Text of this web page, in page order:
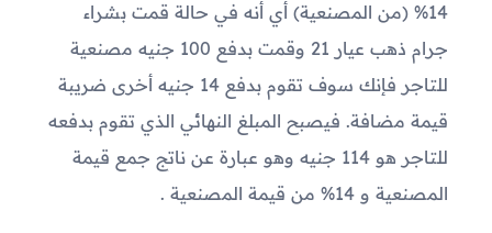
14% (من المصنعية) أي أنه في حالة قمت بشراء
جرام ذهب عيار 21 وقمت بدفع 100 جنيه مصنعية
للتاجر فإنك سوف تقوم بدفع 14 جنيه أخرى ضريبة
قيمة مضافة. فيصبح المبلغ النهائي الذي تقوم بدفعه
للتاجر هو 114 جنيه وهو عبارة عن ناتج جمع قيمة
المصنعية و 14% من قيمة المصنعية .